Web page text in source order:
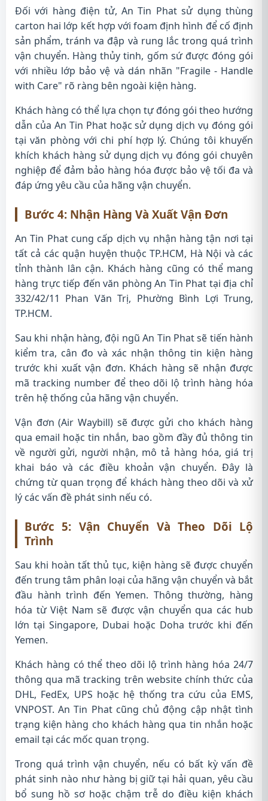
Đối với hàng điện tử, An Tin Phat sử dụng thùng
carton hai lớp kết hợp với foam định hình để cố định
sản phẩm, tránh va đập và rung lắc trong quá trình
vận chuyển. Hàng thủy tinh, gốm sứ được đóng gói
với nhiều lớp bảo vệ và dán nhãn "Fragile - Handle
with Care" rõ ràng bên ngoài kiện hàng.
Khách hàng có thể lựa chọn tự đóng gói theo hướng
dẫn của An Tin Phat hoặc sử dụng dịch vụ đóng gói
tại văn phòng với chi phí hợp lý. Chúng tôi khuyến
khích khách hàng sử dụng dịch vụ đóng gói chuyên
nghiệp để đảm bảo hàng hóa được bảo vệ tối đa và
đáp ứng yêu cầu của hãng vận chuyển.
Bước 4: Nhận Hàng Và Xuất Vận Đơn
An Tin Phat cung cấp dịch vụ nhận hàng tận nơi tại
tất cả các quận huyện thuộc TP.HCM, Hà Nội và các
tỉnh thành lân cận. Khách hàng cũng có thể mang
hàng trực tiếp đến văn phòng An Tin Phat tại địa chỉ
332/42/11 Phan Văn Trị, Phường Bình Lợi Trung,
TP.HCM.
Sau khi nhận hàng, đội ngũ An Tin Phat sẽ tiến hành
kiểm tra, cân đo và xác nhận thông tin kiện hàng
trước khi xuất vận đơn. Khách hàng sẽ nhận được
mã tracking number để theo dõi lộ trình hàng hóa
trên hệ thống của hãng vận chuyển.
Vận đơn (Air Waybill) sẽ được gửi cho khách hàng
qua email hoặc tin nhắn, bao gồm đầy đủ thông tin
về người gửi, người nhận, mô tả hàng hóa, giá trị
khai báo và các điều khoản vận chuyển. Đây là
chứng từ quan trọng để khách hàng theo dõi và xử
lý các vấn đề phát sinh nếu có.
Bước 5: Vận Chuyển Và Theo Dõi Lộ
Trình
Sau khi hoàn tất thủ tục, kiện hàng sẽ được chuyển
đến trung tâm phân loại của hãng vận chuyển và bắt
đầu hành trình đến Yemen. Thông thường, hàng
hóa từ Việt Nam sẽ được vận chuyển qua các hub
lớn tại Singapore, Dubai hoặc Doha trước khi đến
Yemen.
Khách hàng có thể theo dõi lộ trình hàng hóa 24/7
thông qua mã tracking trên website chính thức của
DHL, FedEx, UPS hoặc hệ thống tra cứu của EMS,
VNPOST. An Tin Phat cũng chủ động cập nhật tình
trạng kiện hàng cho khách hàng qua tin nhắn hoặc
email tại các mốc quan trọng.
Trong quá trình vận chuyển, nếu có bất kỳ vấn đề
phát sinh nào như hàng bị giữ tại hải quan, yêu cầu
bổ sung hồ sơ hoặc chậm trễ do điều kiện khách